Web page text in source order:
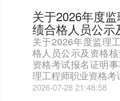
关于2026年度
绩合格人员公示
关于2026年度监理
格人员公示及资格
资格考试报名证明
理工程师职业资格
2026-07-28 21:48:58